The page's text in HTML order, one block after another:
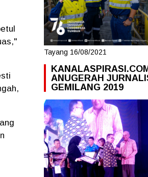
Tayang 16/08/2021
ANUGERAH
GEMILANG 2019